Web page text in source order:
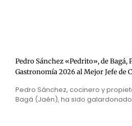
Pedro Sánchez «Pedrito», de Bagá,
Gastronomía 2026 al Mejor Jefe de
Pedro Sánchez, cocinero y
Bagá (Jaén), ha sido galardonado